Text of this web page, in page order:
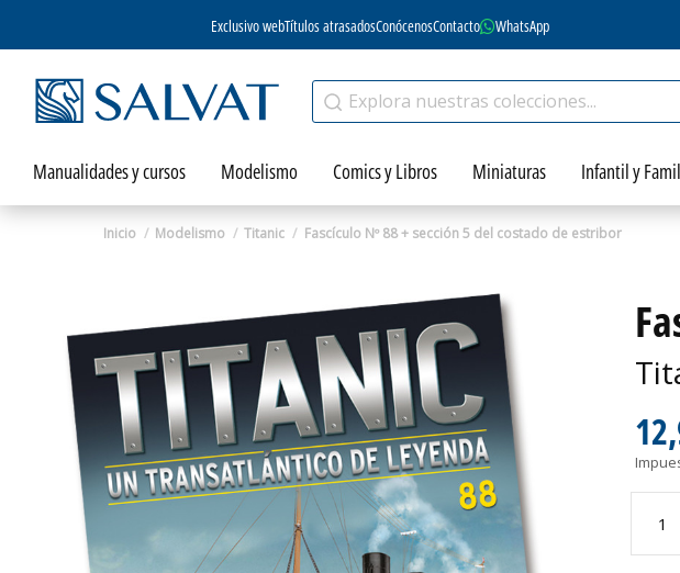
Exclusivo webTítulos atrasadosConócenosContacto WhatsApp
Manualidades y cursos Modelismo Comics y Libros Miniaturas Infantil y
Inicio Modelismo Titanic Fascículo Nº 88 + sección 5 del costado de estribor